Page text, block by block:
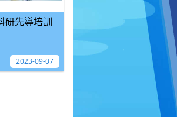
研先導培訓
2023-09-07